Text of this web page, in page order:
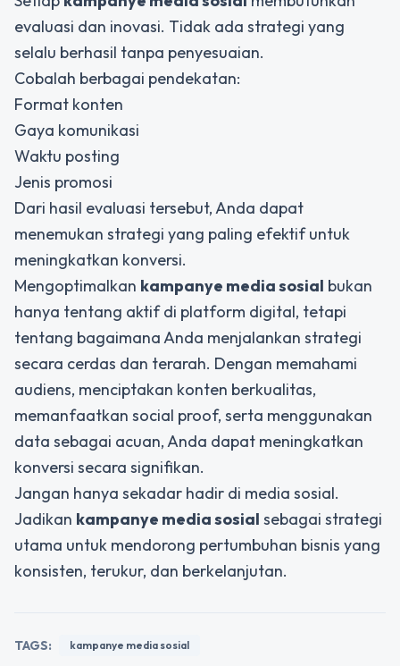
evaluasi dan inovasi. Tidak ada strategi yang
selalu berhasil tanpa penyesuaian.
Cobalah berbagai pendekatan:
Format konten
Gaya komunikasi
Waktu posting
Jenis promosi
Dari hasil evaluasi tersebut, Anda dapat
menemukan strategi yang paling efektif untuk
meningkatkan konversi.
Mengoptimalkan kampanye media sosial bukan
hanya tentang aktif di platform digital, tetapi
tentang bagaimana Anda menjalankan strategi
secara cerdas dan terarah. Dengan memahami
audiens, menciptakan konten berkualitas,
memanfaatkan social proof, serta menggunakan
data sebagai acuan, Anda dapat meningkatkan
konversi secara signifikan.
Jangan hanya sekadar hadir di media sosial.
Jadikan kampanye media sosial sebagai strategi
utama untuk mendorong pertumbuhan bisnis yang
konsisten, terukur, dan berkelanjutan.
TAGS: kampanye media sosial